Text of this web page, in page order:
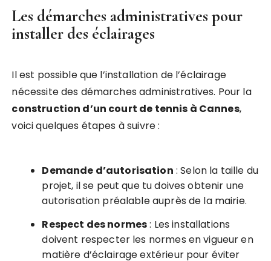
Les démarches administratives pour
installer des éclairages
Il est possible que l’installation de l’éclairage
nécessite des démarches administratives. Pour la
construction d’un court de tennis à Cannes,
voici quelques étapes à suivre :
Demande d’autorisation : Selon la taille du
projet, il se peut que tu doives obtenir une
autorisation préalable auprès de la mairie.
Respect des normes: Les installations
doivent respecter les normes en vigueur en
matière d’éclairage extérieur pour éviter